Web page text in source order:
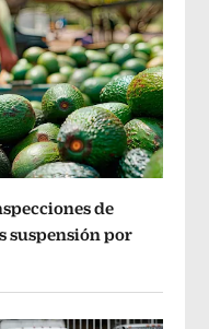
de
suspensión por